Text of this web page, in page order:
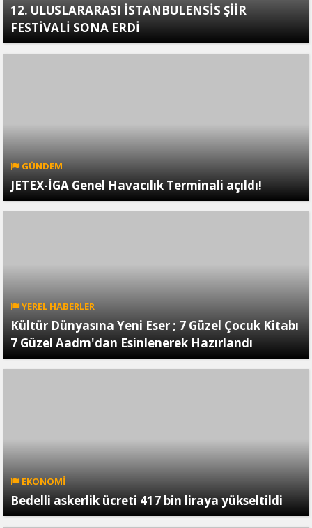
12. ULUSLARARASI İSTANBULENSİS ŞİİR
FESTİVALİ SONA ERDİ
GÜNDEM
JETEX-İGA Genel Havacılık Terminali açıldı!
YEREL HABERLER
Kültür Dünyasına Yeni Eser ; 7 Güzel Çocuk Kitabı
7 Güzel Aadm'dan Esinlenerek Hazırlandı
EKONOMİ
Bedelli askerlik ücreti 417 bin liraya yükseltildi